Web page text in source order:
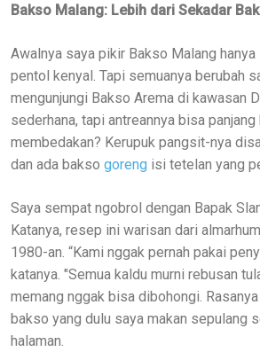
Bakso Malang: Lebih dari Sekadar
Awalnya saya pikir Bakso Malang hanya
pentol kenyal. Tapi semuanya berubah
mengunjungi Bakso Arema di kawasan
sederhana, tapi antreannya bisa panjang
membedakan? Kerupuk pangsit-nya
dan ada bakso goreng isi tetelan yang
Saya sempat ngobrol dengan Bapak
Katanya, resep ini warisan dari
1980-an. “Kami nggak pernah pakai
katanya. "Semua kaldu murni rebusan
memang nggak bisa dibohongi.
bakso yang dulu saya makan sepulang
halaman.